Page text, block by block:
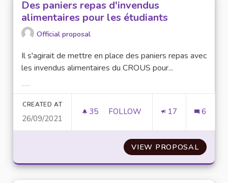
Des paniers repas d'invendus
alimentaires pour les étudiants
Official proposal
Il s'agirait de mettre en place des paniers repas avec
les invendus alimentaires du CROUS pour...
CREATED AT
26/09/2021
35 35 FOLLOWERS
FOLLOW 17 6
VIEW PROPOSALDES